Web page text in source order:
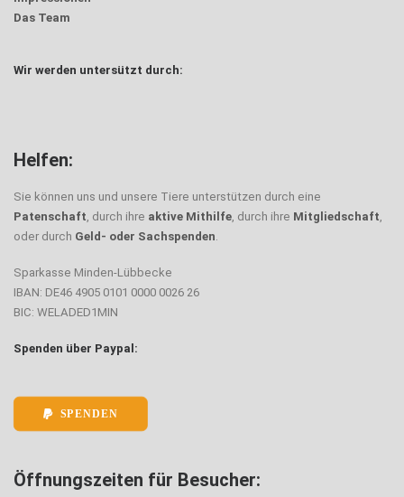
Das Team
Wir werden untersützt durch:
Helfen:
Sie können uns und unsere Tiere unterstützen durch eine
Patenschaft, durch ihre aktive Mithilfe, durch ihre Mitgliedschaft,
oder durch Geld- oder Sachspenden.
Sparkasse Minden-Lübbecke
IBAN: DE46 4905 0101 0000 0026 26
BIC: WELADED1MIN
Spenden über Paypal:
SPENDEN
Öffnungszeiten für Besucher: